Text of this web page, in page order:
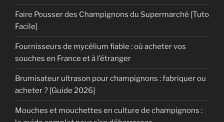
Faire Pousser des Champignons du Supermarché [Tuto
Facile]
Fournisseurs de mycélium fiable : où acheter vos
souches en France et à l’étranger
Brumisateur ultrason pour champignons : fabriquer ou
acheter ? [Guide 2026]
Mouches et mouchettes en culture de champignons :